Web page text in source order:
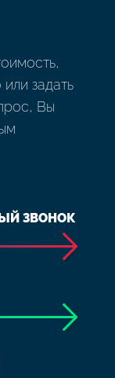
задать
Вы
ЗВОНОК